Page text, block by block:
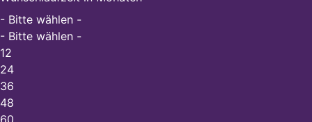
- Bitte wählen -
- Bitte wählen -
12
24
36
48
60